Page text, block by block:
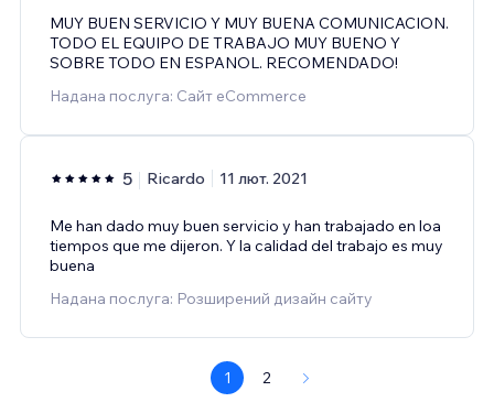
MUY BUEN SERVICIO Y MUY BUENA COMUNICACION.
TODO EL EQUIPO DE TRABAJO MUY BUENO Y
SOBRE TODO EN ESPANOL. RECOMENDADO!
Надана послуга: Сайт eCommerce
5 Ricardo 11 лют. 2021
Me han dado muy buen servicio y han trabajado en loa
tiempos que me dijeron. Y la calidad del trabajo es muy
buena
Надана послуга: Розширений дизайн сайту
1 2